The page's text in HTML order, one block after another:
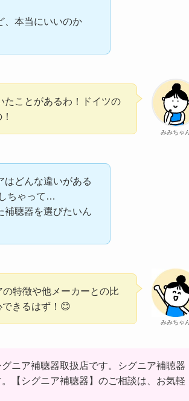
、本当にいいのか
みみちゃん
たことがあるわ！ドイツの
はどんな違いがある
ちゃって…
補聴器を選びたいん
みみちゃん
特徴や他メーカーとの比
きるはず！😊
ニア補聴器取扱店です。シグニア補聴器
【シグニア補聴器】のご相談は、お気軽